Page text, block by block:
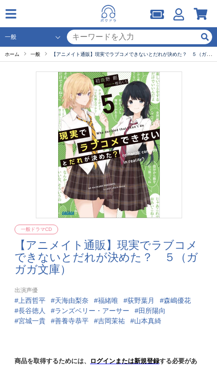
ホーム 一般 【アニメイト通販】現実でラブコメできないとだれが決めた？ ５（ガガガ文庫）
【アニメイト通販】現実でラブコメ
できないとだれが決めた？ ５（ガ
ガガ文庫）
一般ドラマCD
出演声優
上西哲平 天海由梨奈 福緒唯 荻野葉月
森嶋優花
長谷徳人
ランズベリー・アーサー
田所陽向
宮城一貴
善養寺恭平 吉岡茉祐 山本真綺
商品を取得するためには、 ログインまたは新規登録する必要があ